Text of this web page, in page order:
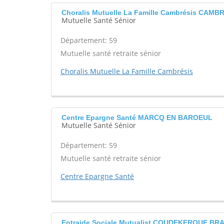
Choralis Mutuelle La Famille Cambrésis
Mutuelle Santé Sénior
Département: 59
Mutuelle santé retraite sénior
Choralis Mutuelle La Famille Cambrésis
Centre Epargne Santé MARCQ EN BAROEUL
Mutuelle Santé Sénior
Département: 59
Mutuelle santé retraite sénior
Centre Epargne Santé